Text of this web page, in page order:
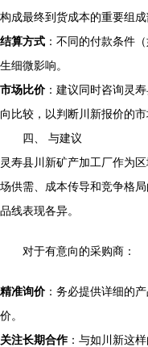
构成最终到货成本的重要组成
结算方式 ：不同的付款条件
生细微影响。
市场比价：建议同时咨询灵
向比较，以判断川新报价的市
四、 与建议
灵寿县川新矿产加工厂作为
场供需、成本传导和竞争格
品线表现各异。
对于有意向的采购商：
精准询价：务必提供详细的
价。
关注长期合作：与如川新这